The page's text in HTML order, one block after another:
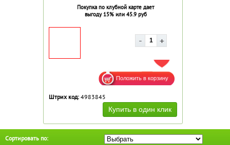
Покупка по клубной карте дает
выгоду 15% или 45.9 руб
ДОБАВИТЬ В ИЗБРАННОЕ
Штрих код: 4983845
Сортировать по: